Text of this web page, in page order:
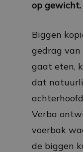
op gewicht.
Biggen
gedrag van
gaat eten,
dat
Verba
voerbak
de biggen